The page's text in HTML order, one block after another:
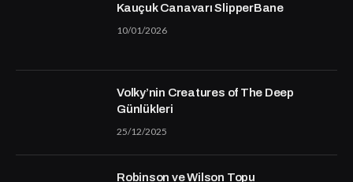
Kauçuk Canavarı SlipperBane
10/01/2026
Volky’nin Creatures of The Deep
Günlükleri
25/12/2025
Robinson ve Wilson Topu